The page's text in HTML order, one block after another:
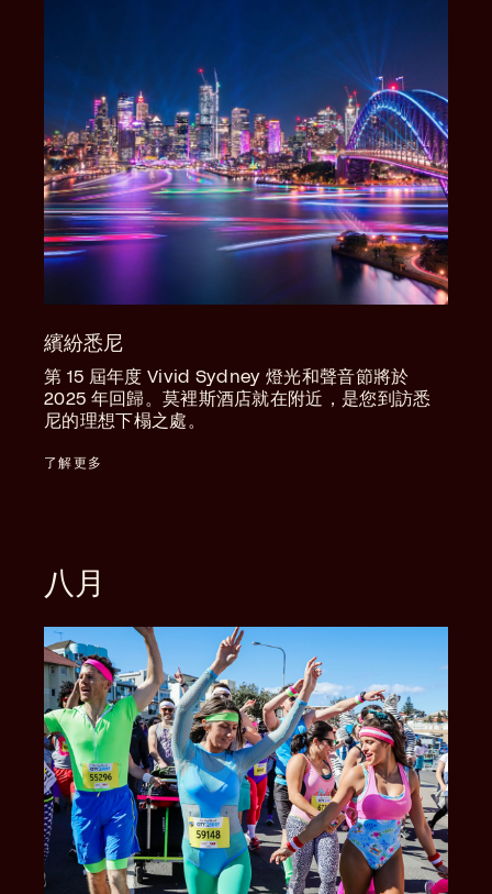
繽紛悉尼
第 15 屆年度 Vivid Sydney 燈光和聲音節將於
2025 年回歸。莫裡斯酒店就在附近，是您到訪悉
尼的理想下榻之處。
了解更多
八月